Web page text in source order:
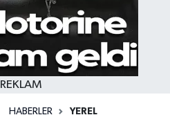
REKLAM
HABERLER YEREL